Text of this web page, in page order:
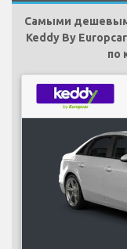
Самыми
Keddy By
по